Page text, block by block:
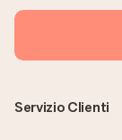
Servizio Clienti